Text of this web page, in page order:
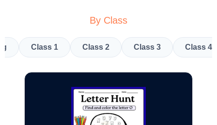
By Class
Class 1 Class 2 Class 3 Class 4